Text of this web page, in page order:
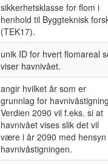
sikkerhetsklasse for flom i
henhold til Byggteknisk
(TEK17).
unik ID for hvert flomareal
viser havnivået.
angir hvilket år som er
grunnlag for
Verdien 2090 vil f.eks. si at
havnivået vises slik det vil
være i år 2090 med hensyn
havnivåstigningen.